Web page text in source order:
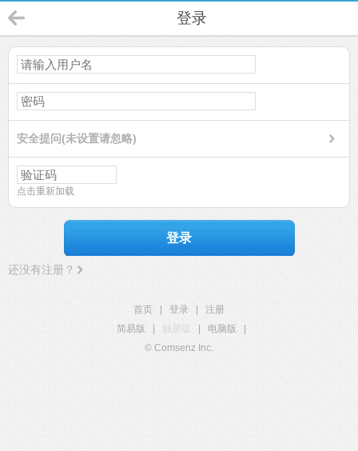
登录
安全提问(未设置请忽略)
点击重新加载
登录
还没有注册？
首页 登录
注册
简易版
触屏版 电脑版
© Comsenz Inc.